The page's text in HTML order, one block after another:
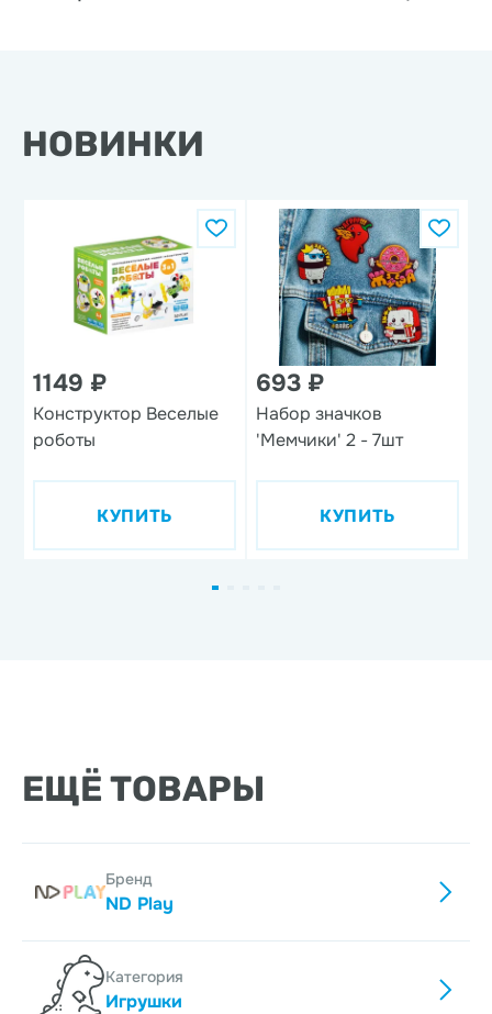
НОВИНКИ
1149 ₽
Конструктор Веселые
роботы
КУПИТЬ
693 ₽
Набор значков
'Мемчики' 2 - 7шт
КУПИТЬ
ЕЩЁ ТОВАРЫ
Бренд
ND Play
Категория
Игрушки